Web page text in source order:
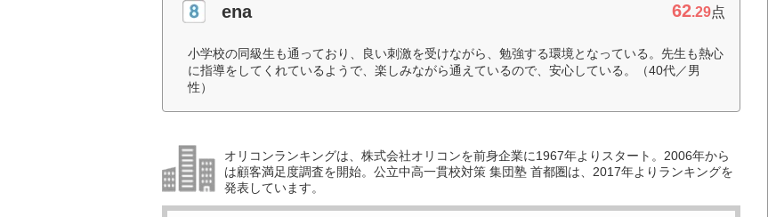
ena 62.29点
小学校の同級生も通っており、良い刺激を受けながら、勉強する環境となっている。先生も熱心
に指導をしてくれているようで、楽しみながら通えているので、安心している。（40代／男
性）
オリコンランキングは、株式会社オリコンを前身企業に1967年よりスタート。2006年から
は顧客満足度調査を開始。公立中高一貫校対策 集団塾 首都圏は、2017年よりランキングを
発表しています。